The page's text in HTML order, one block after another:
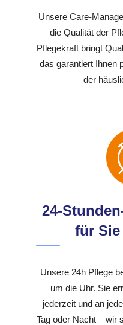
Unsere Care-
die Qualität der
Pflegekraft bringt
das garantiert Ihnen
der
24-
für
Unsere 24h Pflege
um die Uhr. Sie
jederzeit und an
Tag oder Nacht – wir